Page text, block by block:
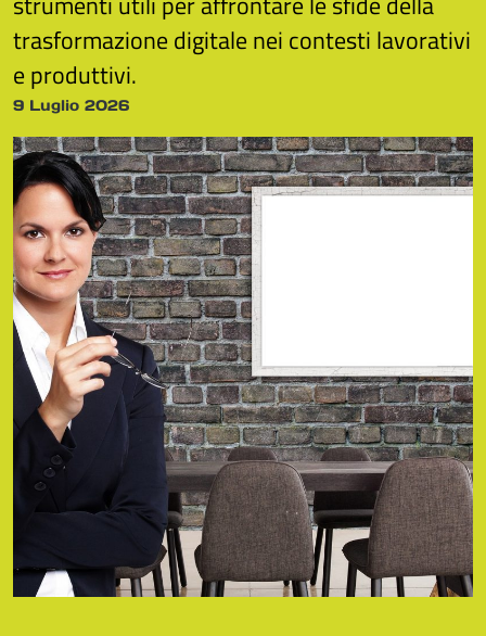
trasformazione digitale nei contesti lavorativi
e produttivi.
9 Luglio 2026